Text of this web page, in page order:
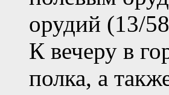
орудий (13/
К вечеру в
полка, а